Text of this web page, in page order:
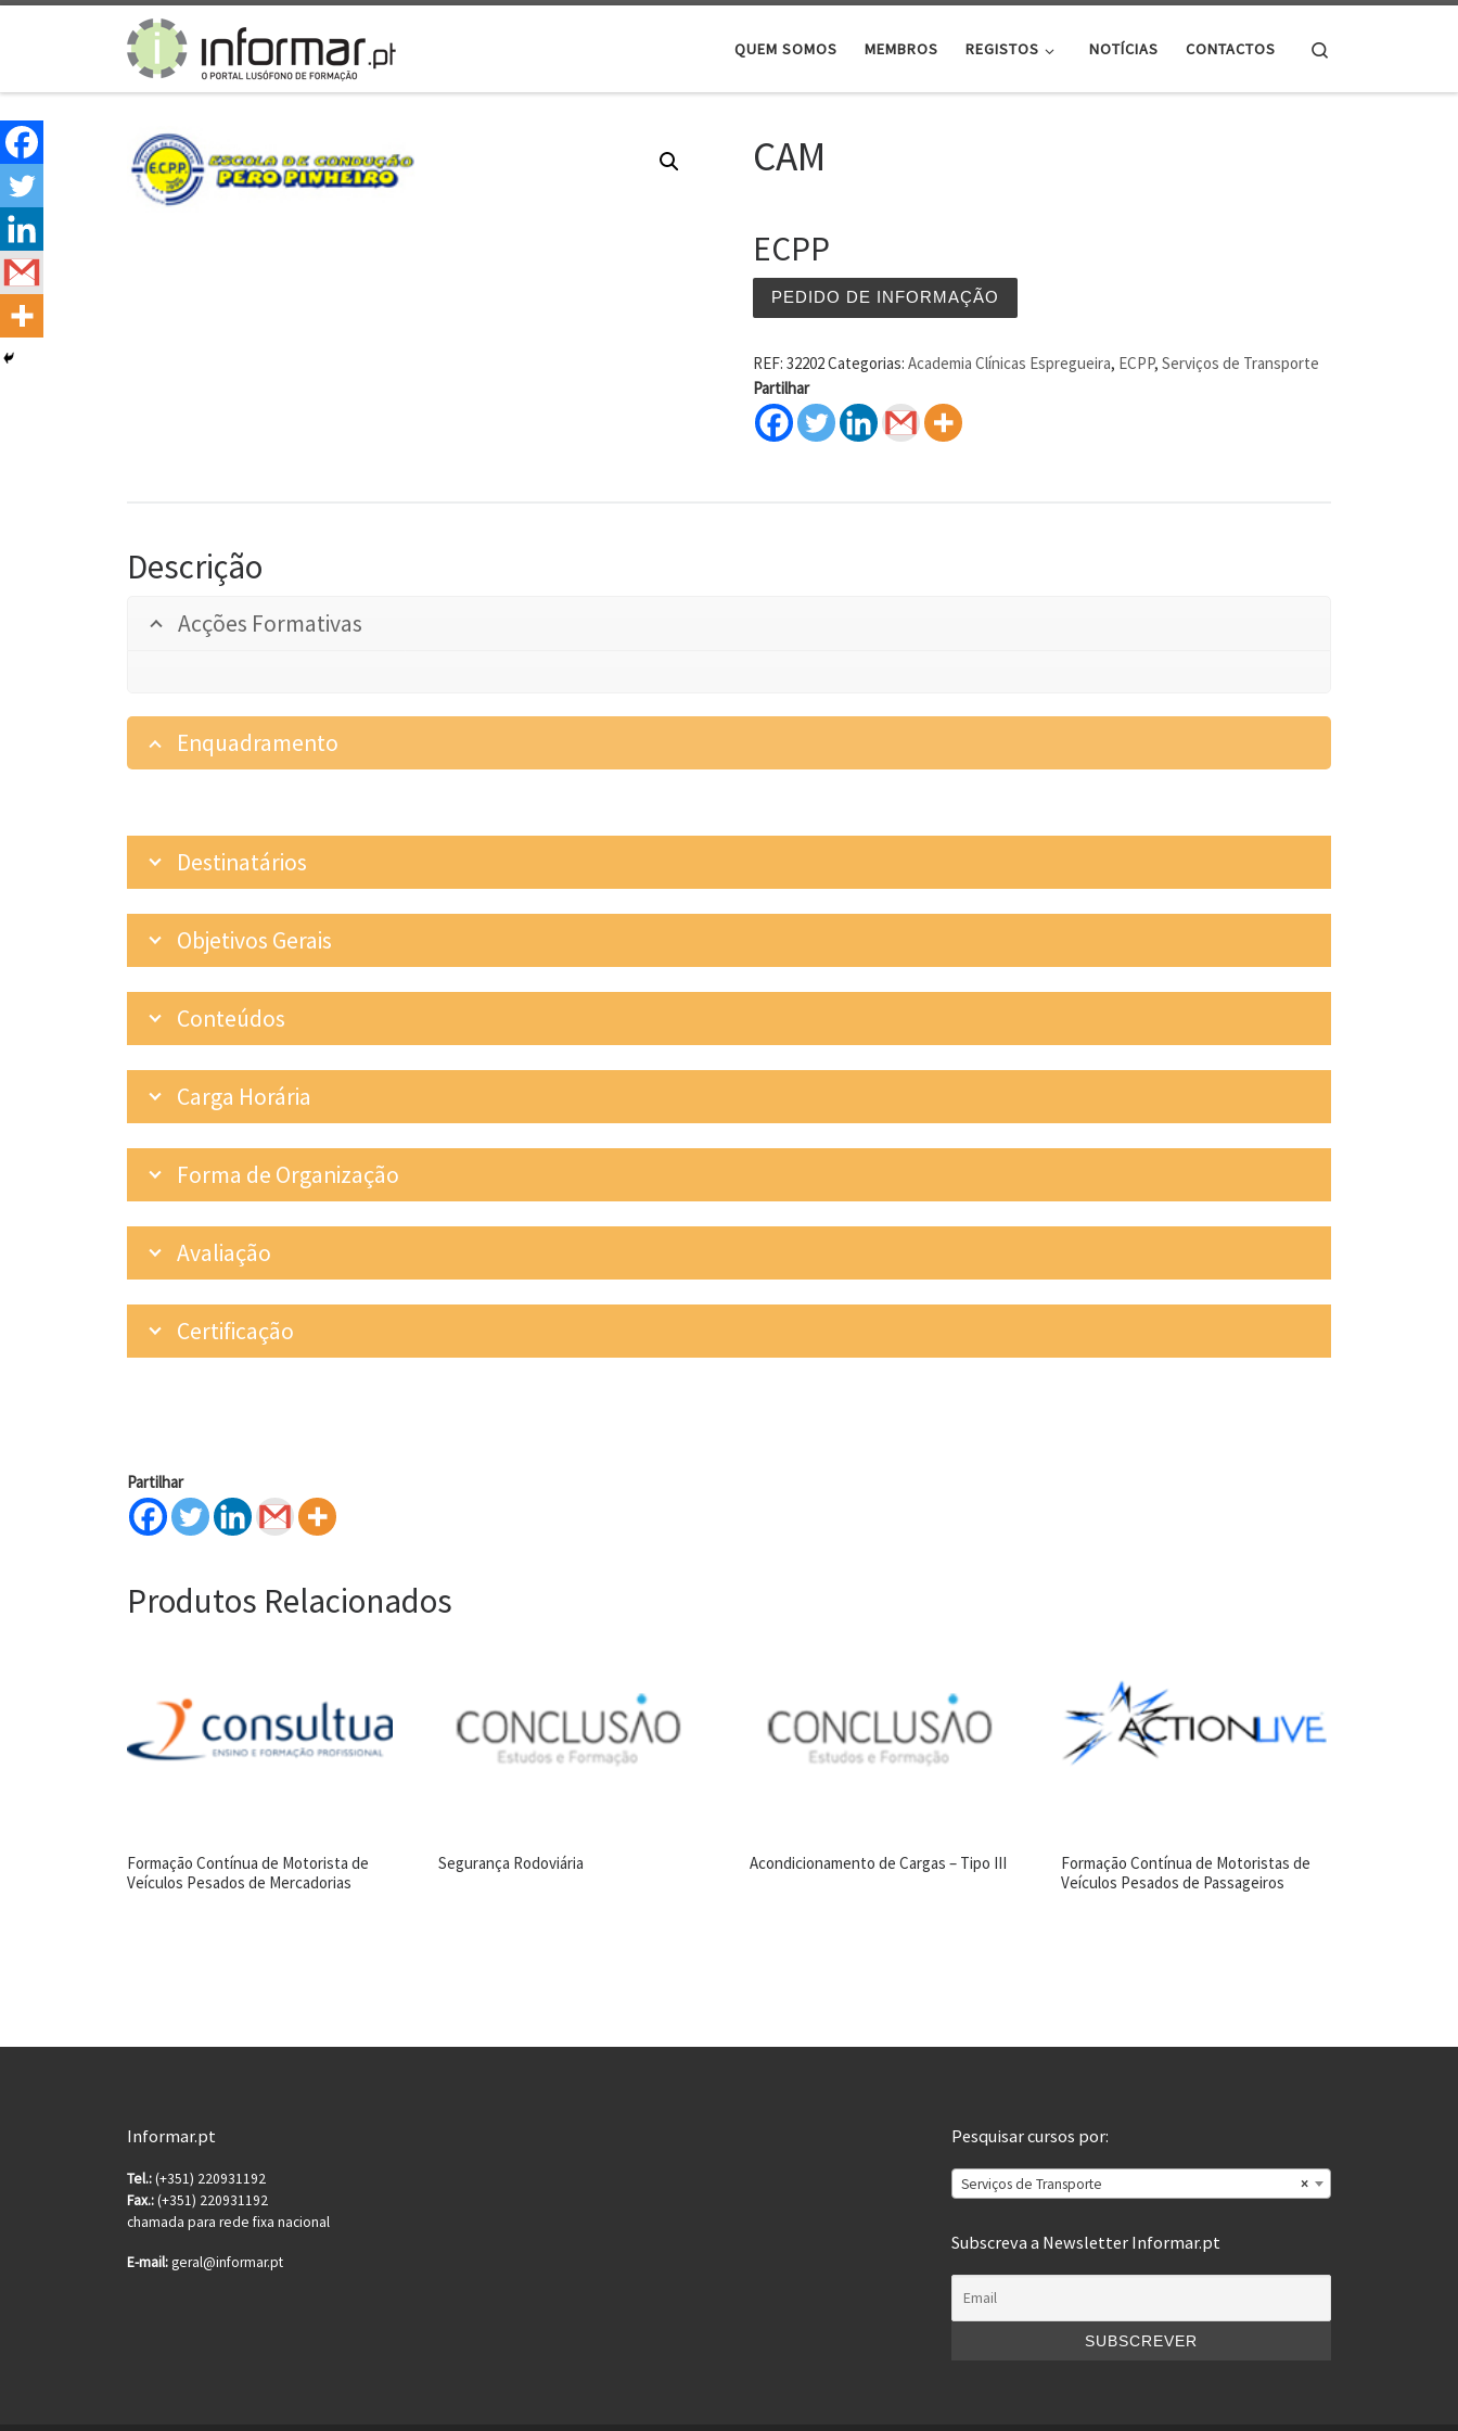
Skip to content
QUEM SOMOS MEMBROS REGISTOS NOTÍCIAS CONTACTOS
CAM
ECPP
PEDIDO DE INFORMAÇÃO
REF:32202Categorias:Academia Clínicas Espregueira, ECPP,Serviços de Transporte
Partilhar
Descrição
Acções Formativas
Enquadramento
Destinatários
Objetivos Gerais
Conteúdos
Carga Horária
Forma de Organização
Avaliação
Certificação
Partilhar
Produtos Relacionados
Formação Contínua de Motorista de
Veículos Pesados de Mercadorias
Segurança Rodoviária Acondicionamento de Cargas – Tipo III
Formação Contínua de Motoristas de
Veículos Pesados de Passageiros
Informar.pt
Tel.:(+351) 220931192
Fax.:(+351) 220931192
chamada para rede fixa nacional
E-mail:geral@informar.pt
Pesquisar cursos por:
×
Serviços de Transporte
Subscreva a Newsletter Informar.pt